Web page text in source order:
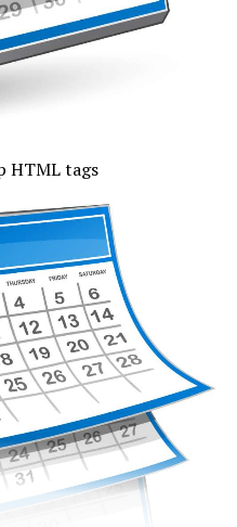
vremea va fi caniculară,
va depăși pe arii extinse
temperaturile maxime
grade, mai coborâte pe
Noaptea, valorile termice
fi posibile averse slabe.
trec de pragul caniculei,
și minimele nocturne se
Cerul va avea înnorări
vor fi averse slabe,
și intensificări de vânt.
HTML tags